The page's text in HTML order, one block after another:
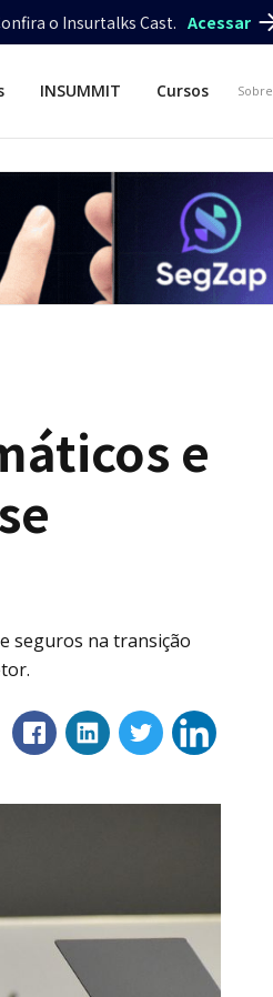
o Insurtalks Cast. Acessar
INSUMMIT Cursos Sobre
e
seguros na transição